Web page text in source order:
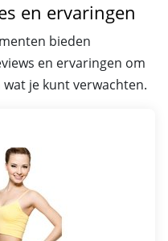
en ervaringen
bieden
en ervaringen om
je kunt verwachten.